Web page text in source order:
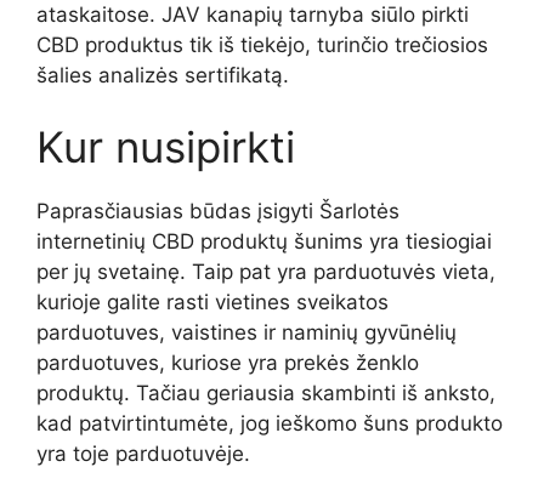
ataskaitose. JAV kanapių tarnyba siūlo pirkti
CBD produktus tik iš tiekėjo, turinčio trečiosios
šalies analizės sertifikatą.
Kur nusipirkti
Paprasčiausias būdas įsigyti Šarlotės
internetinių CBD produktų šunims yra tiesiogiai
per jų svetainę. Taip pat yra parduotuvės vieta,
kurioje galite rasti vietines sveikatos
parduotuves, vaistines ir naminių gyvūnėlių
parduotuves, kuriose yra prekės ženklo
produktų. Tačiau geriausia skambinti iš anksto,
kad patvirtintumėte, jog ieškomo šuns produkto
yra toje parduotuvėje.